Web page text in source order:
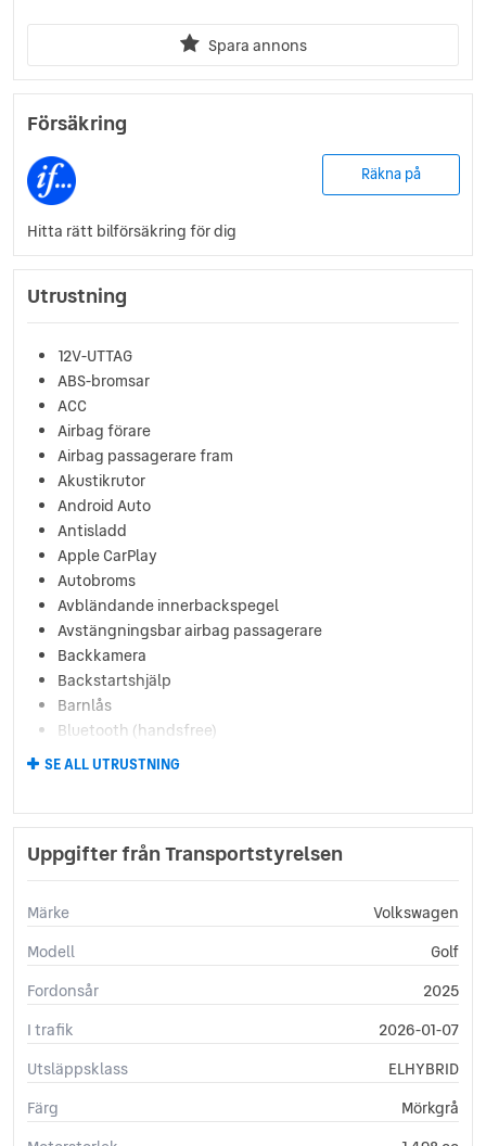
Spara annons
Försäkring
Räkna på
Hitta rätt bilförsäkring för dig
Utrustning
12V-UTTAG
ABS-bromsar
ACC
Airbag förare
Airbag passagerare fram
Akustikrutor
Android Auto
Antisladd
Apple CarPlay
Autobroms
Avbländande innerbackspegel
Avstängningsbar airbag passagerare
Backkamera
Backstartshjälp
Barnlås
Bluetooth (handsfree)
Broms-assistans
Digitalradio (DAB)
Digitalt mätarhus
Elhissar (fram och bak)
Elinfällbara sidospeglar
Eluppvärmda sidospeglar
Euro 6
Farthållare (adaptiv)
Fotgängardetektion
Fällbara baksäten
ISOFIX-fästen bak
Keyless
SE ALL UTRUSTNING
Uppgifter från Transportstyrelsen
Märke
Volkswagen
Modell
Golf
Fordonsår
2025
I trafik
2026-01-07
Utsläppsklass
ELHYBRID
Färg
Mörkgrå